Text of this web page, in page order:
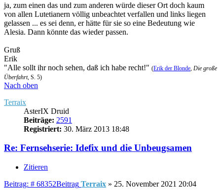
ja, zum einen das und zum anderen würde dieser Ort doch kaum
von allen Lutetianern völlig unbeachtet verfallen und links liegen
gelassen ... es sei denn, er hätte für sie so eine Bedeutung wie
Alesia. Dann könnte das wieder passen.
Gruß
Erik
"Alle sollt ihr noch sehen, daß ich habe recht!" (Erik der Blonde Die große
Überfahrt, S. 5)
Nach oben
Terraix
AsterIX Druid
Beiträge: 2591
Registriert: 30. März 2013 18:48
Re: Fernsehserie: Idefix und die Unbeugsamen
Zitieren
Beitrag: # 68352Beitrag Terraix » 25. November 2021 20:04